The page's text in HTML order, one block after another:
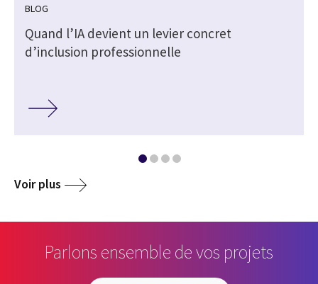
BLOG
Quand l’IA devient un levier concret
d’inclusion professionnelle
Voir plus
Parlons ensemble de vos projets